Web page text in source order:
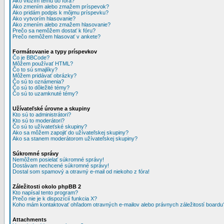
Ako zmením alebo zmažem príspevok?
Ako pridám podpis k môjmu príspevku?
Ako vytvorím hlasovanie?
Ako zmením alebo zmažem hlasovanie?
Prečo sa nemôžem dostať k fóru?
Prečo nemôžem hlasovať v ankete?
Formátovanie a typy príspevkov
Čo je BBCode?
Môžem používať HTML?
Čo to sú smajlíky?
Môžem pridávať obrázky?
Čo sú to oznámenia?
Čo sú to dôležité témy?
Čo sú to uzamknuté témy?
Užívateľské úrovne a skupiny
Kto sú to administrátori?
Kto sú to moderátori?
Čo sú to užívateťské skupiny?
Ako sa môžem zapojiť do užívateľskej skupiny?
Ako sa stanem moderátorom užívateľskej skupiny?
Súkromné správy
Nemôžem posielať súkromné správy!
Dostávam nechcené súkromné správy!
Dostal som spamový a otravný e-mail od niekoho z fóra!
Záležitosti okolo phpBB 2
Kto napísal tento program?
Prečo nie je k dispozícií funkcia X?
Koho mám kontaktovať ohľadom otravných e-mailov alebo právnych záležitostí
Attachments